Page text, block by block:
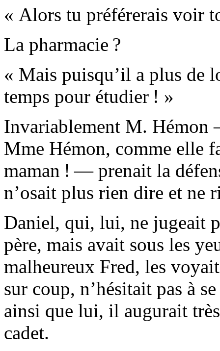
« Alors tu préférerais voir
La pharmacie ?
« Mais puisqu’il a plus de
temps pour étudier ! »
Invariablement M.
Mme Hémon, comme elle
maman ! — prenait la
n’osait plus rien dire et ne
Daniel, qui, lui, ne jugeait
père, mais avait sous les
malheureux Fred, les
sur coup, n’hésitait pas à
ainsi que lui, il augurait
cadet.